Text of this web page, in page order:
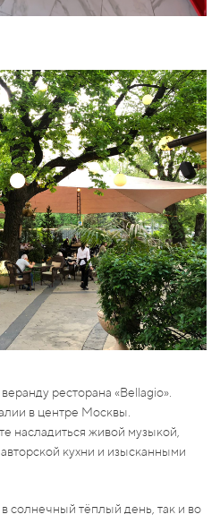
ресторана «Bellagio».
в центре Москвы.
насладиться живой музыкой,
кухни и изысканными
солнечный тёплый день, так и во